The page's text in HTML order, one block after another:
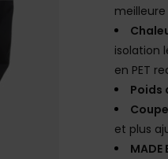
isolation
en PET
Poids
et plus
MADE